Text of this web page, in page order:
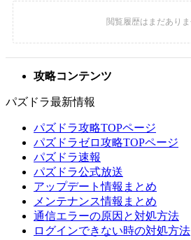
攻略コンテンツ
パズドラ最新情報
パズドラ攻略TOPページ
パズドラゼロ攻略TOPページ
パズドラ速報
パズドラ公式放送
アップデート情報まとめ
メンテナンス情報まとめ
通信エラーの原因と対処方法
ログインできない時の対処方法